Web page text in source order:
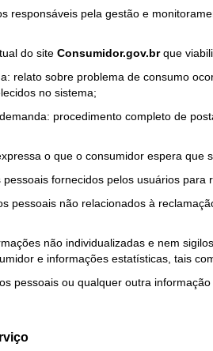
responsáveis pela gestão e
do site Consumidor.gov.brque
relato sobre problema de consumo
no sistema;
procedimento completo de
o que o consumidor espera
fornecidos pelos usuários
pessoais não relacionados à
não individualizadas e nem
e informações estatísticas, tais
pessoais ou qualquer outra